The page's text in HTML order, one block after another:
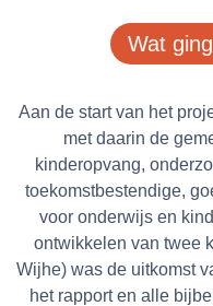
Wat
Aan de start van het
met daarin de
kinderopvang,
toekomstbestendige,
voor onderwijs en
ontwikkelen van twee
Wijhe) was de uitkomst
het rapport en alle